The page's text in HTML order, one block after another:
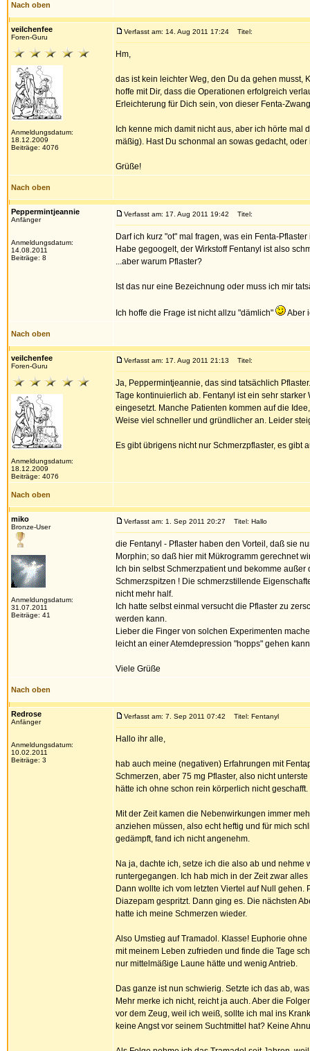
Nach oben
veilchenfee
Foren-Guru
Anmeldungsdatum:
18.12.2009
Beiträge: 4076
Verfasst am: 14. Aug 2011 17:24 Titel:
Hm,
das ist kein leichter Weg, den Du da gehen musst,
hoffe mit Dir, dass die Operationen erfolgreich
Erleichterung für Dich sein, von dieser Fenta-
Ich kenne mich damit nicht aus, aber ich hörte
mäßig). Hast Du schonmal an sowas gedacht,
Grüße!
Nach oben
Peppermintjeannie
Anfänger
Anmeldungsdatum:
14.08.2011
Beiträge: 8
Verfasst am: 17. Aug 2011 19:42 Titel:
Darf ich kurz "ot" mal fragen, was ein Fenta-Pflaster
Habe gegoogelt, der Wirkstoff Fentanyl ist also
...aber warum Pflaster?
Ist das nur eine Bezeichnung oder muss ich mir
Ich hoffe die Frage ist nicht allzu "dämlich" Aber
Nach oben
veilchenfee
Foren-Guru
Anmeldungsdatum:
18.12.2009
Beiträge: 4076
Verfasst am: 17. Aug 2011 21:13 Titel:
Ja, Peppermintjeannie, das sind tatsächlich
Tage kontinuierlich ab. Fentanyl ist ein sehr
eingesetzt. Manche Patienten kommen auf die
Weise viel schneller und gründlicher an. Leider
Es gibt übrigens nicht nur Schmerzpflaster, es gibt
Nach oben
miko
Bronze-User
Anmeldungsdatum:
31.07.2011
Beiträge: 41
Verfasst am: 1. Sep 2011 20:27 Titel: Hallo
die Fentanyl - Pflaster haben den Vorteil, daß sie
Morphin; so daß hier mit Mükrogramm gerechnet
Ich bin selbst Schmerzpatient und bekomme
Schmerzspitzen ! Die schmerzstillende
nicht mehr half.
Ich hatte selbst einmal versucht die Pflaster zu
werden kann.
Lieber die Finger von solchen Experimenten
leicht an einer Atemdepression "hopps" gehen
Viele Grüße
Nach oben
Redrose
Anfänger
Anmeldungsdatum:
10.02.2011
Beiträge: 3
Verfasst am: 7. Sep 2011 07:42 Titel: Fentanyl
Hallo ihr alle,
hab auch meine (negativen) Erfahrungen mit
Schmerzen, aber 75 mg Pflaster, also nicht
hätte ich ohne schon rein körperlich nicht geschafft.
Mit der Zeit kamen die Nebenwirkungen immer
anziehen müssen, also echt heftig und für mich
gedämpft, fand ich nicht angenehm.
Na ja, dachte ich, setze ich die also ab und
runtergegangen. Ich hab mich in der Zeit zwar
Dann wollte ich vom letzten Viertel auf Null
Diazepam gespritzt. Dann ging es. Die nächsten
hatte ich meine Schmerzen wieder.
Also Umstieg auf Tramadol. Klasse! Euphorie
mit meinem Leben zufrieden und finde die Tage
nur mittelmäßige Laune hätte und wenig Antrieb.
Das ganze ist nun schwierig. Setzte ich das ab,
Mehr merke ich nicht, reicht ja auch. Aber die
vor dem Zeug, weil ich weiß, sollte ich mal ins
keine Angst vor seinem Suchtmittel hat? Keine